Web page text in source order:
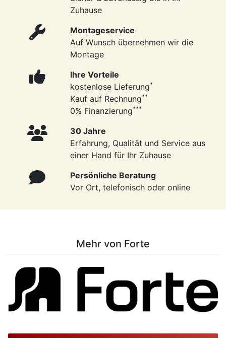
Zuhause
Montageservice
Auf Wunsch übernehmen wir die
Montage
Ihre Vorteile
kostenlose Lieferung*
Kauf auf Rechnung**
0% Finanzierung***
30 Jahre
Erfahrung, Qualität und Service aus
einer Hand für Ihr Zuhause
Persönliche Beratung
Vor Ort, telefonisch oder online
Mehr von Forte